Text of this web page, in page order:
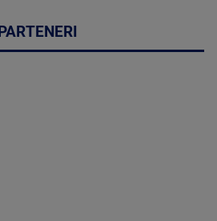
PARTENERI